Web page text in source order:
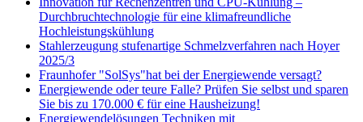
Durchbruchtechnologie für eine klimafreundliche
Hochleistungskühlung
Stahlerzeugung stufenartige Schmelzverfahren nach Hoyer
2025/3
Fraunhofer "SolSys"hat bei der Energiewende versagt?
Energiewende oder teure Falle? Prüfen Sie selbst und sparen
Sie bis zu 170.000 € für eine Hausheizung!
Energiewendelösungen Techniken mit